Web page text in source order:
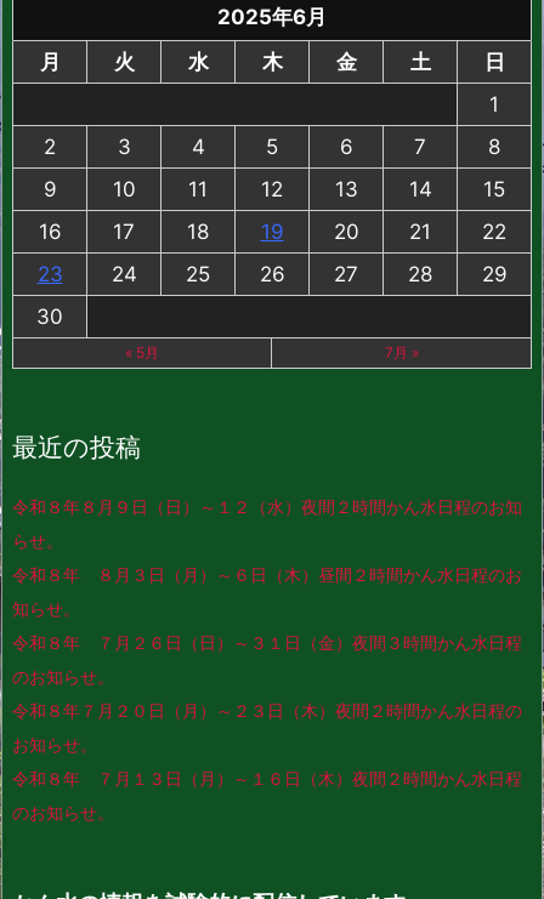
2025年6月
月
火 水 木 金 土
日
1
2
3 4 5 6 7
8
9
10 11 12 13 14
15
16
17 18 19 20 21
22
23
24 25 26 27 28
29
30
« 5月 7月 »
最近の投稿
令和８年８月９日（日）～１２（水）夜間２時間かん水日程のお知
らせ。
令和８年 ８月３日（月）～６日（木）昼間２時間かん水日程のお
知らせ。
令和８年 ７月２６日（日）～３１日（金）夜間３時間かん水日程
のお知らせ。
令和８年７月２０日（月）～２３日（木）夜間２時間かん水日程の
お知らせ。
令和８年 ７月１３日（月）～１６日（木）夜間２時間かん水日程
のお知らせ。